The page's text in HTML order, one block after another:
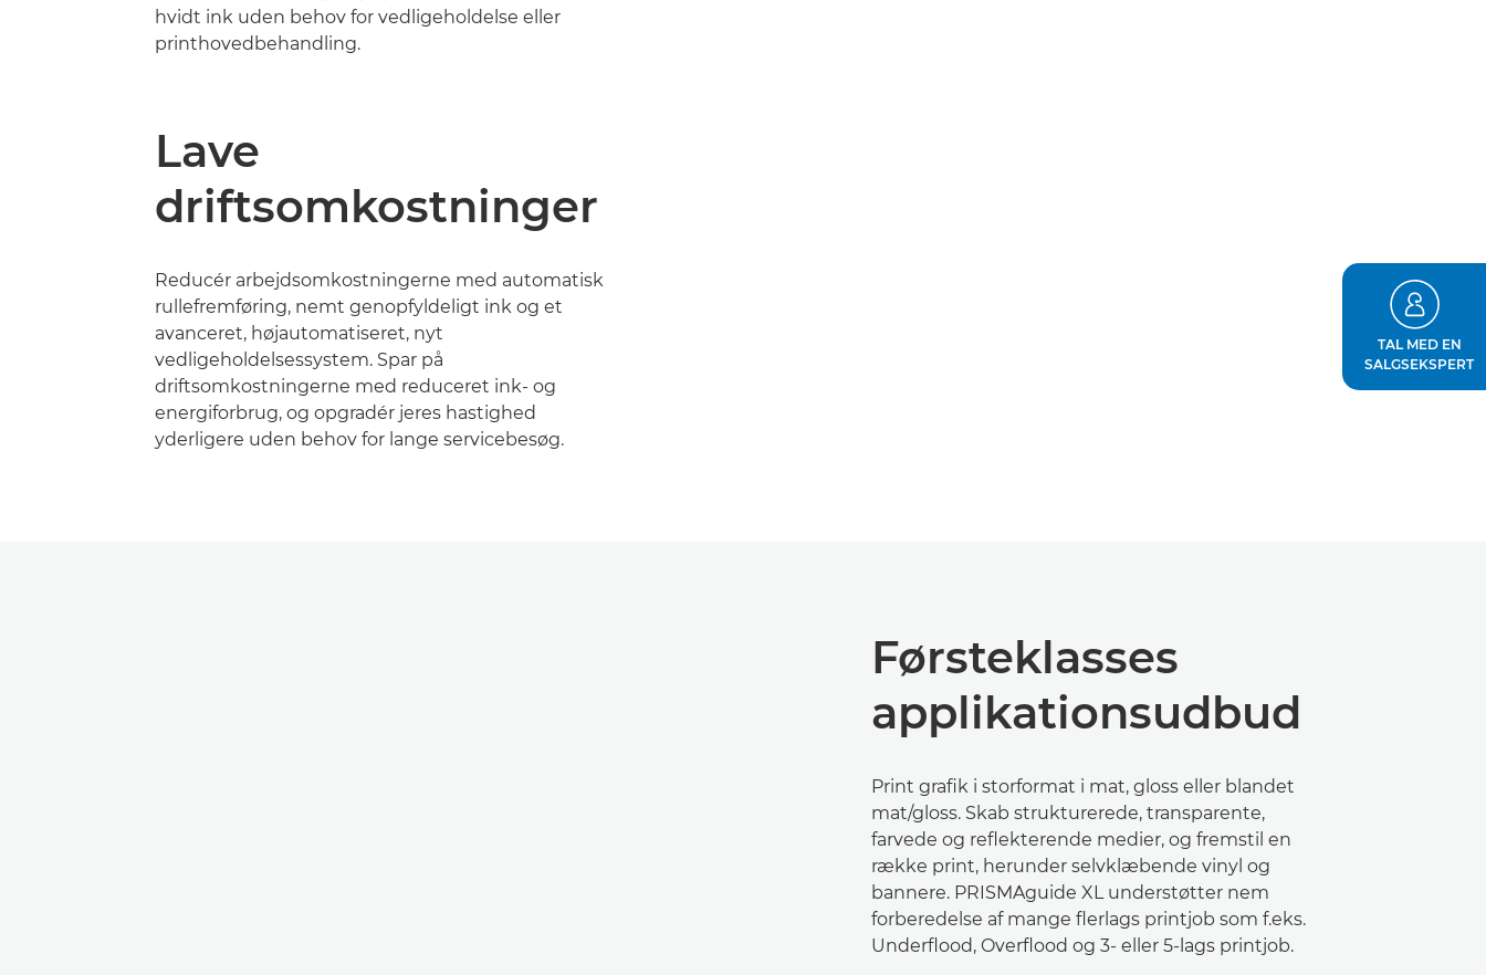
hvidt ink uden behov for vedligeholdelse eller
printhovedbehandling.
Lave
driftsomkostninger
Reducér arbejdsomkostningerne med automatisk
rullefremføring, nemt genopfyldeligt ink og et
avanceret, højautomatiseret, nyt
vedligeholdelsessystem. Spar på
driftsomkostningerne med reduceret ink- og
energiforbrug, og opgradér jeres hastighed
yderligere uden behov for lange servicebesøg.
Førsteklasses
applikationsudbud
Print grafik i storformat i mat, gloss eller blandet
mat/gloss. Skab strukturerede, transparente,
farvede og reflekterende medier, og fremstil en
række print, herunder selvklæbende vinyl og
bannere. PRISMAguide XL understøtter nem
forberedelse af mange flerlags printjob som f.eks.
Underflood, Overflood og 3- eller 5-lags printjob.
TAL MED EN
SALGSEKSPERT